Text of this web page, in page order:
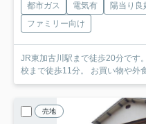
都市ガス 電気有 陽当り良
ファミリー向け
JR東加古川駅まで徒歩20分です
校まで徒歩11分。 お買い物や外
売地